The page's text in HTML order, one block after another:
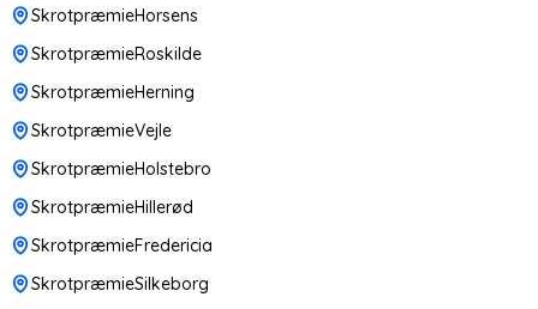
SkrotpræmieHorsens
SkrotpræmieRoskilde
SkrotpræmieHerning
SkrotpræmieVejle
SkrotpræmieHolstebro
SkrotpræmieHillerød
SkrotpræmieFredericia
SkrotpræmieSilkeborg